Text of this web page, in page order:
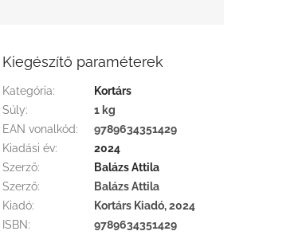
Kiegészítő paraméterek
Kategória:
Kortárs
Súly:
1 kg
EAN vonalkód:
9789634351429
Kiadási év:
2024
Szerző:
Balázs Attila
Szerző:
Balázs Attila
Kiadó:
Kortárs Kiadó, 2024
ISBN:
9789634351429